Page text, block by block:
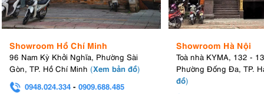
Showroom Hồ Chí Minh
96 Nam Kỳ Khởi Nghĩa, Phường Sài
Gòn, TP. Hồ Chí Minh (Xem bản đồ)
0948.024.334 - 0909.688.485
Showroom Hà Nội
Toà nhà KYMA, 132 -
Phường Đống Đa, TP.
đồ)